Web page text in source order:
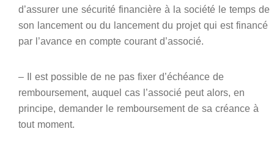
d’assurer une sécurité financière à la société le temps de
son lancement ou du lancement du projet qui est financé
par l’avance en compte courant d’associé.
– Il est possible de ne pas fixer d’échéance de
remboursement, auquel cas l’associé peut alors, en
principe, demander le remboursement de sa créance à
tout moment.